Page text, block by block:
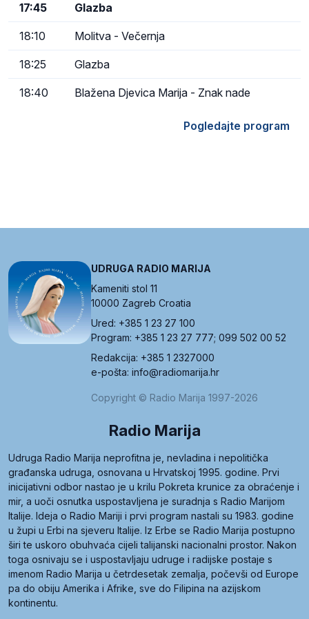
17:45 Glazba
18:10 Molitva - Večernja
18:25 Glazba
18:40 Blažena Djevica Marija - Znak nade
Pogledajte program
UDRUGA RADIO MARIJA
Kameniti stol 11
10000 Zagreb Croatia
Ured: +385 1 23 27 100
Program: +385 1 23 27 777; 099 502 00 52
Redakcija: +385 1 2327000
e-pošta: info@radiomarija.hr
Copyright © Radio Marija 1997-2026
Radio Marija
Udruga Radio Marija neprofitna je, nevladina i nepolitička
građanska udruga, osnovana u Hrvatskoj 1995. godine. Prvi
inicijativni odbor nastao je u krilu Pokreta krunice za obraćenje i
mir, a uoči osnutka uspostavljena je suradnja s Radio Marijom
Italije. Ideja o Radio Mariji i prvi program nastali su 1983. godine
u župi u Erbi na sjeveru Italije. Iz Erbe se Radio Marija postupno
širi te uskoro obuhvaća cijeli talijanski nacionalni prostor. Nakon
toga osnivaju se i uspostavljaju udruge i radijske postaje s
imenom Radio Marija u četrdesetak zemalja, počevši od Europe
pa do obiju Amerika i Afrike, sve do Filipina na azijskom
kontinentu.